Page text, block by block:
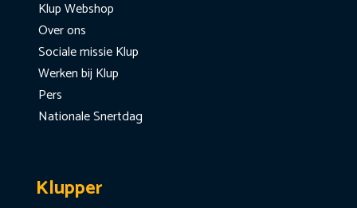
Klup Webshop
Over ons
Sociale missie Klup
Werken bij Klup
Pers
Nationale Snertdag
Klupper